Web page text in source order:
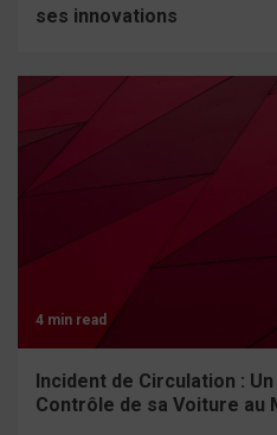
ses innovations
4 min read
Incident de Circulation :
Contrôle de sa Voiture au